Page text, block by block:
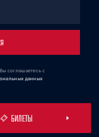
соглашаетесь с
данных
БИЛЕТЫ